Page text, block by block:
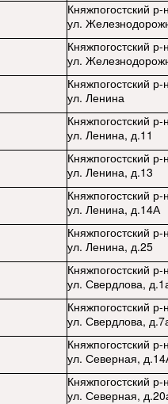
Княжпогостский
ул.
Княжпогостский
ул.
Княжпогостский
ул. Ленина
Княжпогостский
ул. Ленина, д.11
Княжпогостский
ул. Ленина, д.13
Княжпогостский
ул. Ленина, д.14А
Княжпогостский
ул. Ленина, д.25
Княжпогостский
ул. Свердлова,
Княжпогостский
ул. Свердлова,
Княжпогостский
ул. Северная,
Княжпогостский
ул. Северная,